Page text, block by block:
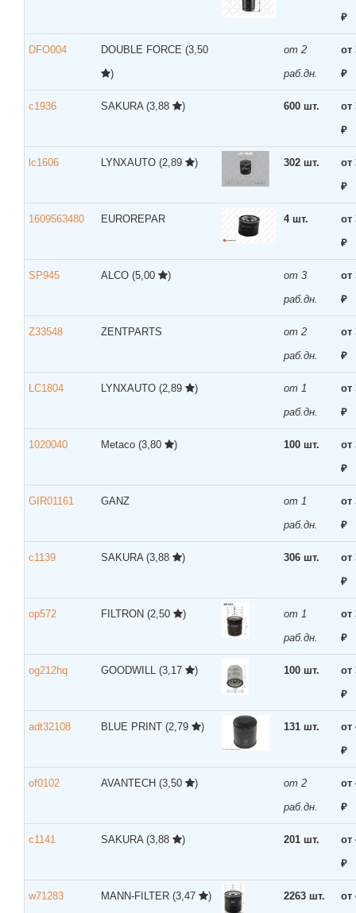
₽
DFO004 DOUBLE FORCE (3,50
)
от 2
раб.дн.
от
₽
c1936 SAKURA (3,88 ) 600 шт.
от
₽
lc1606 LYNXAUTO (2,89 ) 302 шт.
от
₽
1609563480 EUROREPAR 4 шт.
от
₽
SP945 ALCO (5,00 )
от 3
раб.дн.
от
₽
Z33548 ZENTPARTS
от 2
раб.дн.
от
₽
LC1804 LYNXAUTO (2,89 )
от 1
раб.дн.
от
₽
1020040 Metaco (3,80 ) 100 шт.
от
₽
GIR01161 GANZ
от 1
раб.дн.
от
₽
c1139 SAKURA (3,88 ) 306 шт.
от
₽
op572 FILTRON (2,50 )
от 1
раб.дн.
от
₽
og212hq GOODWILL (3,17 ) 100 шт.
от
₽
adt32108 BLUE PRINT (2,79 ) 131 шт.
от
₽
of0102 AVANTECH (3,50 )
от 2
раб.дн.
от
₽
c1141 SAKURA (3,88 ) 201 шт.
от
₽
w71283 MANN-FILTER (3,47 ) 2263 шт.
от